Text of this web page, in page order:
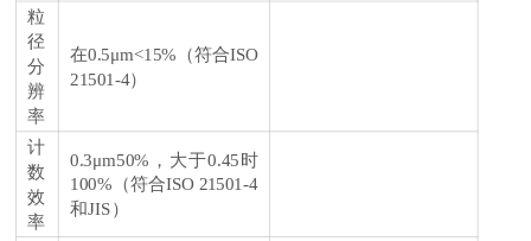
粒
径
分
辨
率
在0.5μm<15%（符合ISO
21501-4）
计
数
效
率
0.3μm50%，大于0.45时
100%（符合ISO 21501-4
和JIS）